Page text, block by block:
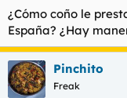
:
¿Cómo coño le
España? ¿Hay
Pinchito
Freak